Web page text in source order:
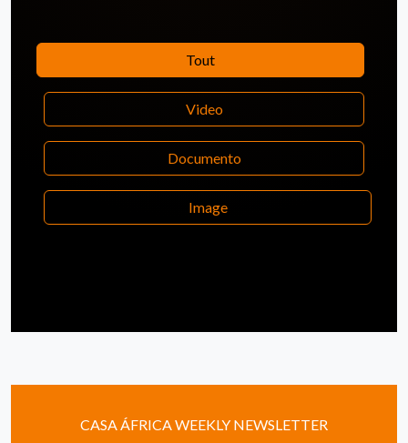
Tout
Video
Documento
Image
CASA ÁFRICA WEEKLY NEWSLETTER